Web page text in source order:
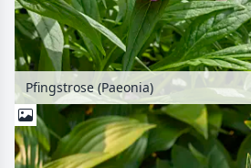
Pfingstrose (Paeonia)